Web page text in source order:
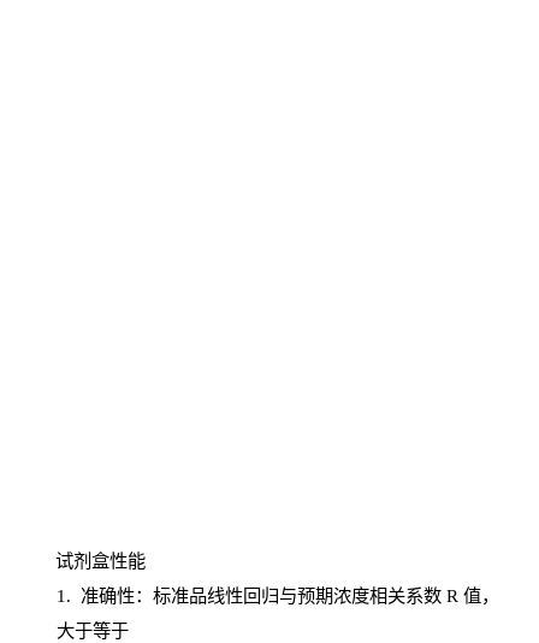
试剂盒性能
1 . 准确性：标准品线性回归与预期浓度相关系数 R 值，
大于等于